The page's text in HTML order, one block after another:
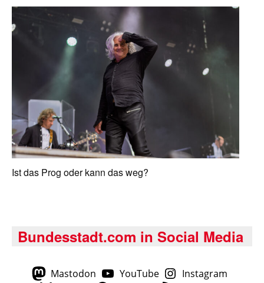
Ist das Prog oder kann das weg?
Bundesstadt.com in Social Media
Mastodon YouTube
Instagram